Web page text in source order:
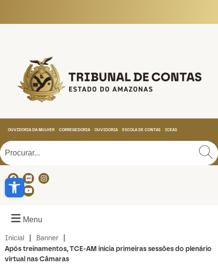
Abrir a barra de ferramentas
OUVIDORIA DA MULHER CORREGEDORIA OUVIDORIA ESCOLA DE CONTAS ICEAS
Menu
Inicial Banner
Após treinamentos, TCE-AM inicia primeiras sessões do plenário
virtual nas Câmaras